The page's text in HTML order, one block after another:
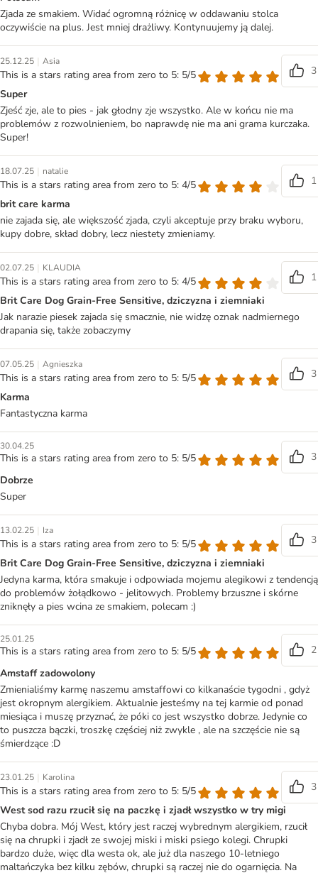
Zjada ze smakiem. Widać ogromną różnicę w oddawaniu stolca
oczywiście na plus. Jest mniej drażliwy. Kontynuujemy ją dalej.
25.12.25 | Asia
This is a stars rating area from zero to 5: 5/5
3
Super
Zjeść zje, ale to pies - jak głodny zje wszystko. Ale w końcu nie ma
problemów z rozwolnieniem, bo naprawdę nie ma ani grama kurczaka.
Super!
18.07.25 | natalie
This is a stars rating area from zero to 5: 4/5
1
brit care karma
nie zajada się, ale większość zjada, czyli akceptuje przy braku wyboru,
kupy dobre, skład dobry, lecz niestety zmieniamy.
02.07.25 | KLAUDIA
This is a stars rating area from zero to 5: 4/5
1
Brit Care Dog Grain-Free Sensitive, dziczyzna i ziemniaki
Jak narazie piesek zajada się smacznie, nie widzę oznak nadmiernego
drapania się, także zobaczymy
07.05.25 | Agnieszka
This is a stars rating area from zero to 5: 5/5
3
Karma
Fantastyczna karma
30.04.25
This is a stars rating area from zero to 5: 5/5
3
Dobrze
Super
13.02.25 | Iza
This is a stars rating area from zero to 5: 5/5
3
Brit Care Dog Grain-Free Sensitive, dziczyzna i ziemniaki
Jedyna karma, która smakuje i odpowiada mojemu alegikowi z tendencją
do problemów żołądkowo - jelitowych. Problemy brzuszne i skórne
zniknęły a pies wcina ze smakiem, polecam :)
25.01.25
This is a stars rating area from zero to 5: 5/5
2
Amstaff zadowolony
Zmienialiśmy karmę naszemu amstaffowi co kilkanaście tygodni , gdyż
jest okropnym alergikiem. Aktualnie jesteśmy na tej karmie od ponad
miesiąca i muszę przyznać, że póki co jest wszystko dobrze. Jedynie co
to puszcza bączki, troszkę częściej niż zwykle , ale na szczęście nie są
śmierdzące :D
23.01.25 | Karolina
This is a stars rating area from zero to 5: 5/5
3
West sod razu rzucił się na paczkę i zjadł wszystko w try migi
Chyba dobra. Mój West, który jest raczej wybrednym alergikiem, rzucił
się na chrupki i zjadł ze swojej miski i miski psiego kolegi. Chrupki
bardzo duże, więc dla westa ok, ale już dla naszego 10-letniego
maltańczyka bez kilku zębów, chrupki są raczej nie do ogarnięcia. Na